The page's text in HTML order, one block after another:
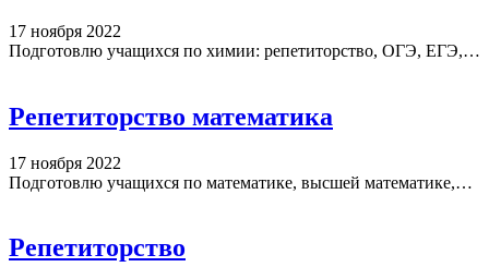
17 ноября 2022
Подготовлю учащихся по химии: репетиторство, ОГЭ, ЕГЭ,…
Репетиторство математика
17 ноября 2022
Подготовлю учащихся по математике, высшей математике,…
Репетиторство